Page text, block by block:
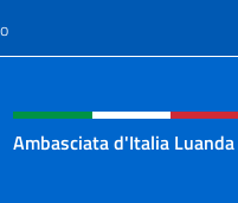
sito,
Ambasciata d'Italia Luanda